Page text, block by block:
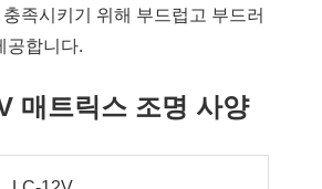
족시키기 위해 부드럽고 부드러
공합니다.
매트릭스 조명 사양